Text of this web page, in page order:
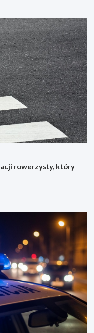
rowerzysty, który